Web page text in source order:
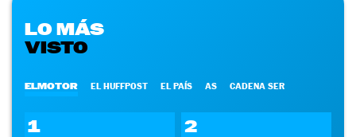
LO MÁS
VISTO
ELMOTOR EL HUFFPOST EL PAÍS AS CADENA SER
1 2